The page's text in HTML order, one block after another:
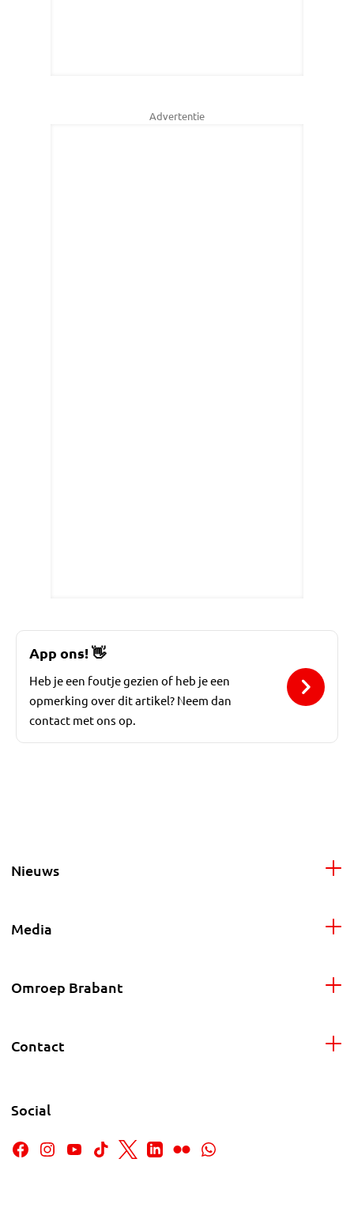
Advertentie
App ons!👋
Heb je een foutje gezien of heb je een
opmerking over dit artikel? Neem dan
contact met ons op.
Nieuws
Media
Omroep Brabant
Contact
Social